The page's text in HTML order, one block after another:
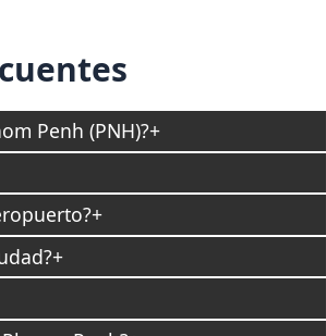
Penh (PNH)?